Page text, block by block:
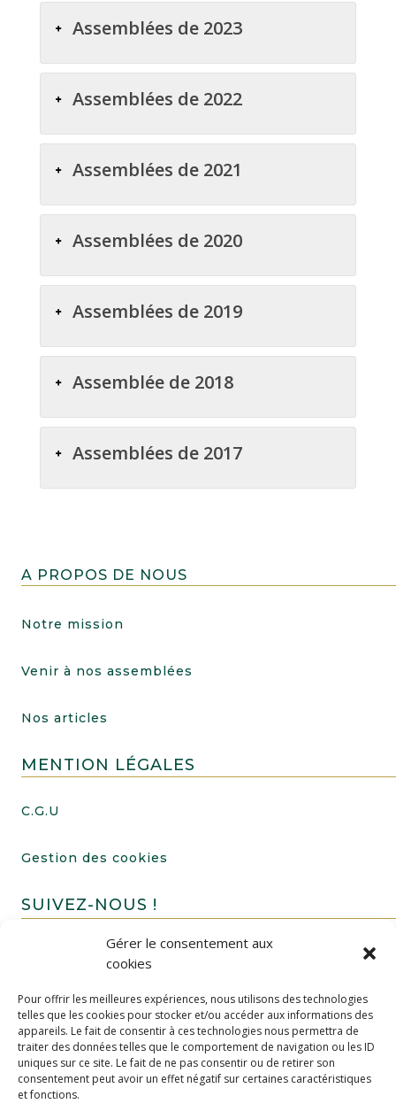
Gérer le consentement aux
cookies
Pour offrir les meilleures expériences, nous utilisons des technologies
telles que les cookies pour stocker et/ou accéder aux informations des
appareils. Le fait de consentir à ces technologies nous permettra de
traiter des données telles que le comportement de navigation ou les ID
uniques sur ce site. Le fait de ne pas consentir ou de retirer son
consentement peut avoir un effet négatif sur certaines caractéristiques
et fonctions.
Assemblées de 2023
Assemblées de 2022
Assemblées de 2021
Assemblées de 2020
Assemblées de 2019
Assemblée de 2018
Assemblées de 2017
A PROPOS DE NOUS
Notre mission
Venir à nos assemblées
Nos articles
MENTION LÉGALES
C.G.U
Gestion des cookies
SUIVEZ-NOUS !
FAIRE UN DON